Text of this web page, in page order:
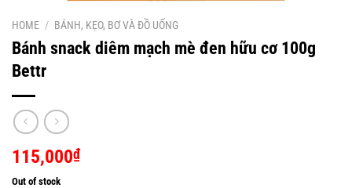
HOME / BÁNH, KẸO, BƠ VÀ ĐỒ UỐNG
Bánh snack diêm mạch mè đen hữu cơ 100g
Bettr
115,000₫
Out of stock